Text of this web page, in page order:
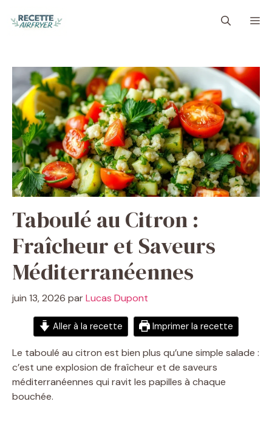
Taboulé au Citron :
Fraîcheur et Saveurs
Méditerranéennes
juin 13, 2026 parLucas Dupont
Aller à la recette Imprimer la recette
Le taboulé au citron est bien plus qu’une simple salade :
c’est une explosion de fraîcheur et de saveurs
méditerranéennes qui ravit les papilles à chaque
bouchée.